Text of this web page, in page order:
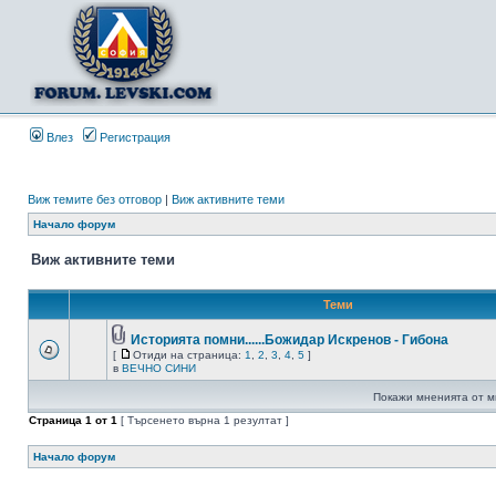
Влез Регистрация
Виж темите без отговор | Виж активните теми
Начало форум
Виж активните теми
Теми
Историята помни......Божидар Искренов - Гибона
[ Отиди на страница: 1 2 3 4 5 ]
в ВЕЧНО СИНИ
Покажи мненията от
Страница 1 от 1 [ Търсенето върна 1 резултат ]
Начало форум